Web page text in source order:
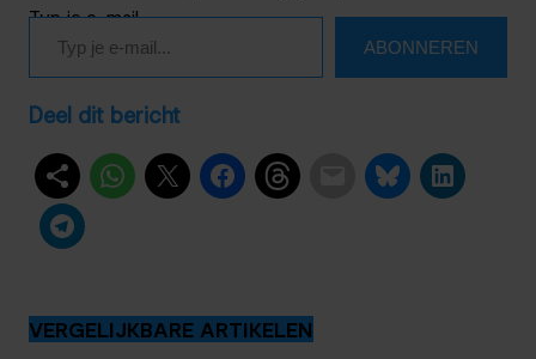
Typ je e-mail…
ABONNEREN
Deel dit bericht
VERGELIJKBARE ARTIKELEN